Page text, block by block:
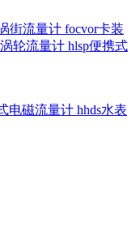
街流量计 focvor卡装
轮流量计 hlsp便携式
电磁流量计 hhds水表